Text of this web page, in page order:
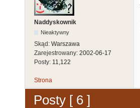
Naddyskownik
Nieaktywny
Skąd: Warszawa
Zarejestrowany: 2002-06-17
Posty: 11,122
Strona
Posty [ 6 ]